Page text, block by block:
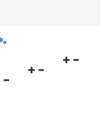
Navigationsmenü